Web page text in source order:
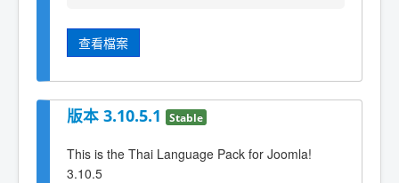
查看檔案
版本 3.10.5.1 Stable
This is the Thai Language Pack for Joomla!
3.10.5